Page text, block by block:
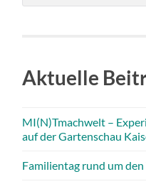
Aktuelle
MI(N)Tmachwelt –
auf der Gartenschau
Familientag rund um